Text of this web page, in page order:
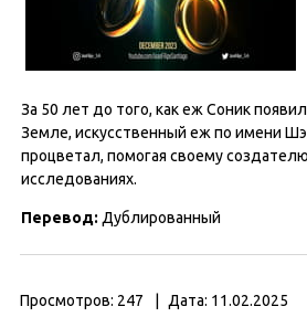
За 50 лет до того, как еж Соник
Земле, искусственный еж по имени
процветал, помогая своему
исследованиях.
Перевод: Дублированный
Просмотров: 247 Дата: 11.02.2025